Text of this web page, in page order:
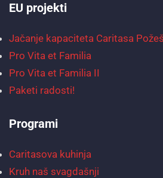
EU projekti
Jačanje kapaciteta Caritasa
Pro Vita et Familia
Pro Vita et Familia II
Paketi radosti!
Programi
Caritasova kuhinja
Kruh naš svagdašnji